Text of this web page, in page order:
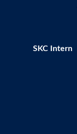
SKC Intern